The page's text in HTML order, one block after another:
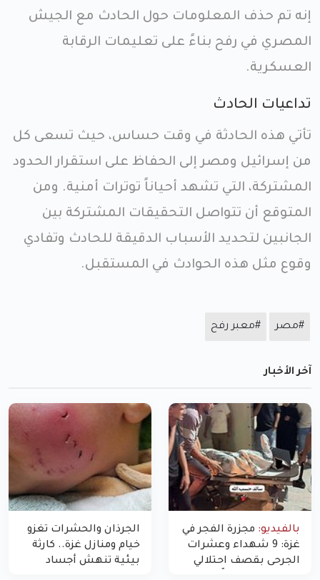
إنه تم حذف المعلومات حول الحادث مع الجيش
المصري في رفح بناءً على تعليمات الرقابة
العسكرية.
تداعيات الحادث
تأتي هذه الحادثة في وقت حساس، حيث تسعى كل
من إسرائيل ومصر إلى الحفاظ على استقرار الحدود
المشتركة، التي تشهد أحياناً توترات أمنية. ومن
المتوقع أن تتواصل التحقيقات المشتركة بين
الجانبين لتحديد الأسباب الدقيقة للحادث وتفادي
وقوع مثل هذه الحوادث في المستقبل.
#مصر #معبر رفح
آخر الأخبار
بالفيديو: مجزرة الفجر في
غزة: 9 شهداء وعشرات
الجرحى بقصف احتلالي
الجرذان والحشرات تغزو
خيام ومنازل غزة.. كارثة
بيئية تنهش أجساد